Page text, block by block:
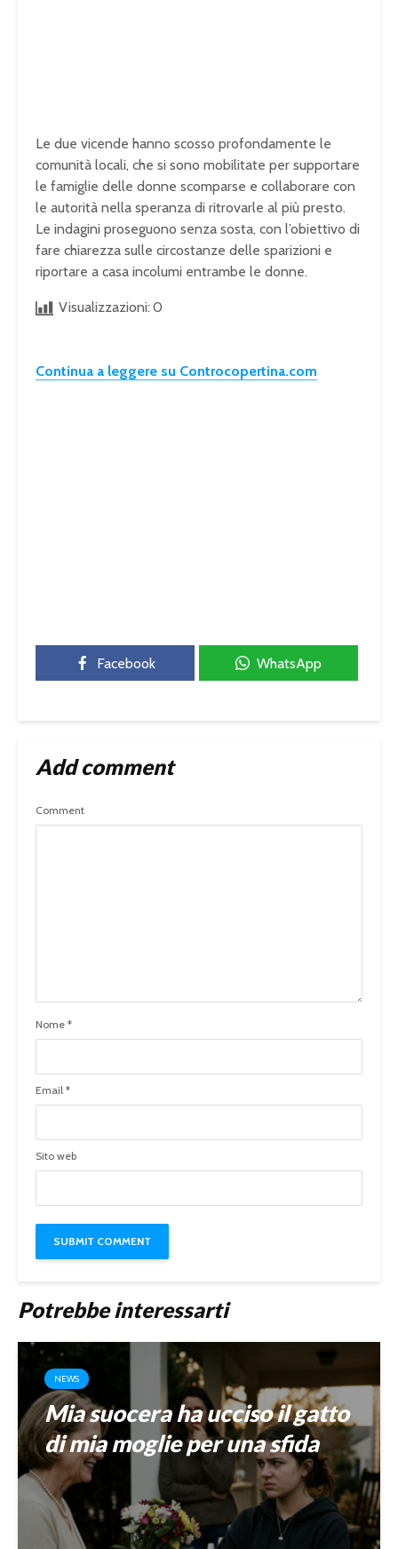
Le due vicende hanno scosso profondamente le
comunità locali, che si sono mobilitate per supportare
le famiglie delle donne scomparse e collaborare con
le autorità nella speranza di ritrovarle al più presto.
Le indagini proseguono senza sosta, con l’obiettivo di
fare chiarezza sulle circostanze delle sparizioni e
riportare a casa incolumi entrambe le donne.
Visualizzazioni: 0
Continua a leggere su Controcopertina.com
Facebook WhatsApp
Add comment
Comment
Nome *
Email *
Sito web
Potrebbe interessarti
NEWS
Mia suocera ha ucciso il gatto
di mia moglie per una sfida